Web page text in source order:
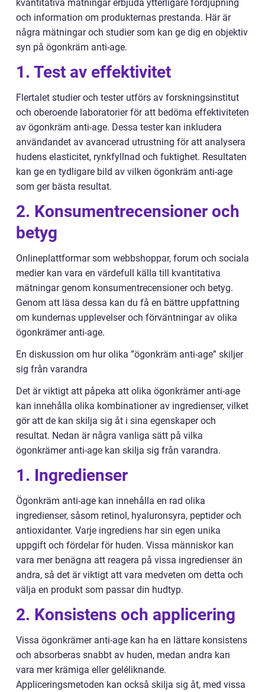
kvantitativa mätningar erbjuda ytterligare fördjupning
och information om produkternas prestanda. Här är
några mätningar och studier som kan ge dig en objektiv
syn på ögonkräm anti-age.
1. Test av effektivitet
Flertalet studier och tester utförs av forskningsinstitut
och oberoende laboratorier för att bedöma effektiviteten
av ögonkräm anti-age. Dessa tester kan inkludera
användandet av avancerad utrustning för att analysera
hudens elasticitet, rynkfyllnad och fuktighet. Resultaten
kan ge en tydligare bild av vilken ögonkräm anti-age
som ger bästa resultat.
2. Konsumentrecensioner och
betyg
Onlineplattformar som webbshoppar, forum och sociala
medier kan vara en värdefull källa till kvantitativa
mätningar genom konsumentrecensioner och betyg.
Genom att läsa dessa kan du få en bättre uppfattning
om kundernas upplevelser och förväntningar av olika
ögonkrämer anti-age.
En diskussion om hur olika ”ögonkräm anti-age” skiljer
sig från varandra
Det är viktigt att påpeka att olika ögonkrämer anti-age
kan innehålla olika kombinationer av ingredienser, vilket
gör att de kan skilja sig åt i sina egenskaper och
resultat. Nedan är några vanliga sätt på vilka
ögonkrämer anti-age kan skilja sig från varandra.
1. Ingredienser
Ögonkräm anti-age kan innehålla en rad olika
ingredienser, såsom retinol, hyaluronsyra, peptider och
antioxidanter. Varje ingrediens har sin egen unika
uppgift och fördelar för huden. Vissa människor kan
vara mer benägna att reagera på vissa ingredienser än
andra, så det är viktigt att vara medveten om detta och
välja en produkt som passar din hudtyp.
2. Konsistens och applicering
Vissa ögonkrämer anti-age kan ha en lättare konsistens
och absorberas snabbt av huden, medan andra kan
vara mer krämiga eller geléliknande.
Appliceringsmetoden kan också skilja sig åt, med vissa